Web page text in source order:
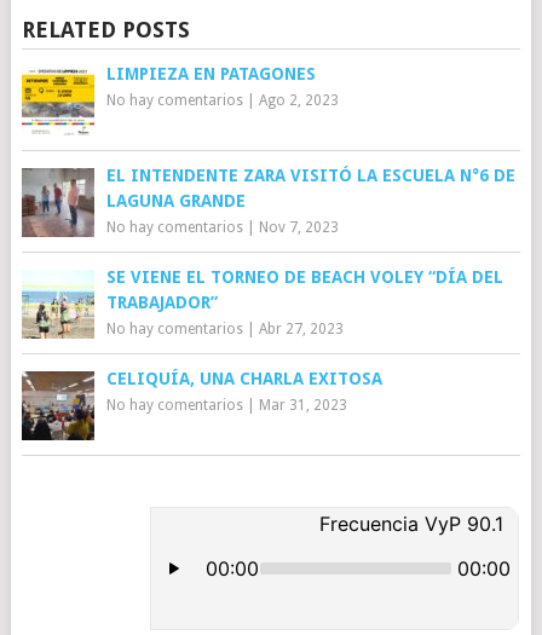
RELATED POSTS
LIMPIEZA EN PATAGONES
No hay comentarios| Ago 2, 2023
EL INTENDENTE ZARA VISITÓ LA ESCUELA N°6 DE
LAGUNA GRANDE
No hay comentarios| Nov 7, 2023
SE VIENE EL TORNEO DE BEACH VOLEY “DÍA DEL
TRABAJADOR”
No hay comentarios| Abr 27, 2023
CELIQUÍA, UNA CHARLA EXITOSA
No hay comentarios| Mar 31, 2023